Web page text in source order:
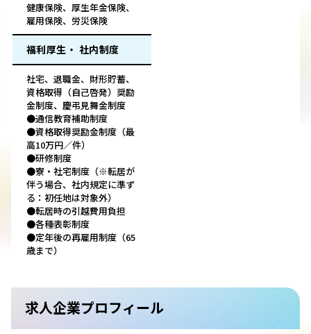
健康保険、厚生年金保険、
雇用保険、労災保険
福利厚生・ 社内制度
社宅、退職金、財形貯蓄、
資格取得（自己啓発）奨励
金制度、慶弔見舞金制度
●通信教育補助制度
●資格取得奨励金制度（最
高10万円／件）
●研修制度
●寮・社宅制度（※転居が
伴う場合、社内規定に準ず
る：初任地は対象外）
●転居時の引越費用負担
●各種表彰制度
●定年後の再雇用制度（65
歳まで）
求人企業プロフィール